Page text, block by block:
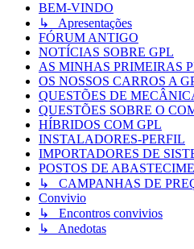
BEM-VINDO
↳ Apresentações
FÓRUM ANTIGO
NOTÍCIAS SOBRE GPL
AS MINHAS PRIMEIRAS
OS NOSSOS CARROS A
QUESTÕES DE
QUESTÕES SOBRE O
HÍBRIDOS COM GPL
INSTALADORES-PERFIL
IMPORTADORES DE
POSTOS DE
↳ CAMPANHAS DE
Convivio
↳ Encontros convivios
↳ Anedotas